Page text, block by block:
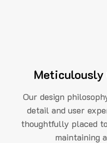
Our design
detail and user
thoughtfully placed
maintaining